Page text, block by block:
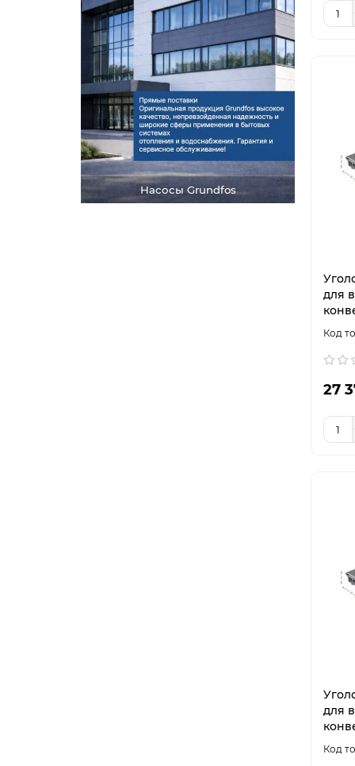
Насосы Grundfos
для
27
для